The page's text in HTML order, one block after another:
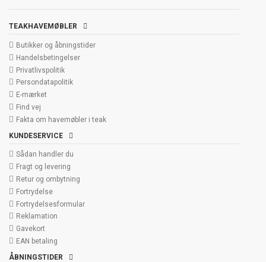
TEAKHAVEMØBLER
Butikker og åbningstider
Handelsbetingelser
Privatlivspolitik
Persondatapolitik
E-mærket
Find vej
Fakta om havemøbler i teak
KUNDESERVICE
Sådan handler du
Fragt og levering
Retur og ombytning
Fortrydelse
Fortrydelsesformular
Reklamation
Gavekort
EAN betaling
ÅBNINGSTIDER